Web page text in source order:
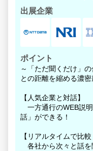
出展企業
ポイント
～「ただ聞くだけ」
との距離を縮める濃密
【人気企業と対話】
一方通行のWEB説
話」ができる！
【リアルタイムで比較
各社から次々と話を